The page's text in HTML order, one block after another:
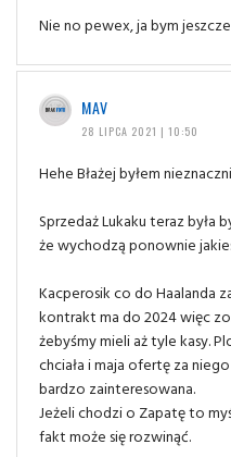
Nie no pewex, ja bym
MAV
28 LIPCA 2021 | 10:50
Hehe Błażej byłem
Sprzedaż Lukaku teraz była
że wychodzą ponownie
Kacperosik co do Haalanda
kontrakt ma do 2024 więc
żebyśmy mieli aż tyle kasy.
chciała i maja ofertę za
bardzo zainteresowana.
Jeżeli chodzi o Zapatę to
fakt może się rozwinąć.